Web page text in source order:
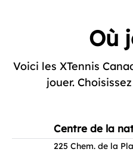
Où
Voici les XTennis
jouer.
Centre de la
225 Chem. de la